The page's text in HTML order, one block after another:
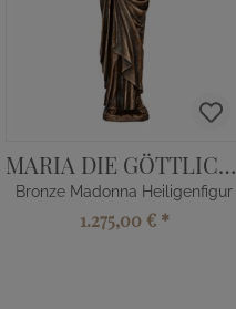
MARIA DIE GÖTTLICHE
Bronze Madonna Heiligenfigur
1.275,00 € *